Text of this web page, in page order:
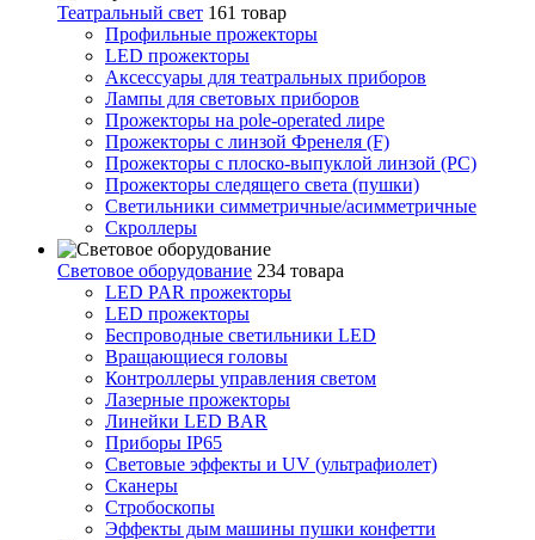
Театральный свет 161 товар
Профильные прожекторы
LED прожекторы
Аксессуары для театральных приборов
Лампы для световых приборов
Прожекторы на pole-operated лире
Прожекторы с линзой Френеля (F)
Прожекторы с плоско-выпуклой линзой (PC)
Прожекторы следящего света (пушки)
Светильники симметричные/асимметричные
Скроллеры
Световое оборудование 234 товара
LED PAR прожекторы
LED прожекторы
Беспроводные светильники LED
Вращающиеся головы
Контроллеры управления светом
Лазерные прожекторы
Линейки LED BAR
Приборы IP65
Световые эффекты и UV (ультрафиолет)
Сканеры
Стробоскопы
Эффекты дым машины пушки конфетти